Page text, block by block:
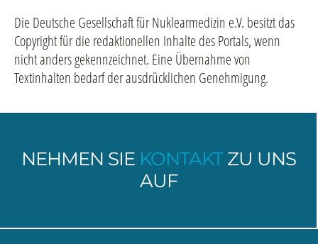
Die Deutsche Gesellschaft für Nuklearmedizin e.V. besitzt das
Copyright für die redaktionellen Inhalte des Portals, wenn
nicht anders gekennzeichnet. Eine Übernahme von
Textinhalten bedarf der ausdrücklichen Genehmigung.
NEHMEN SIE KONTAKTZU UNS
AUF